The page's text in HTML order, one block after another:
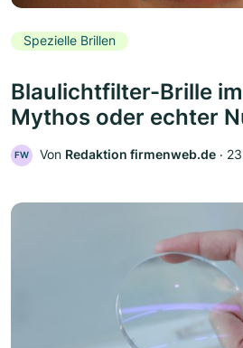
Spezielle Brillen
Blaulichtfilter-Brille
Mythos oder echter
FW Von Redaktion firmenweb.de ‧